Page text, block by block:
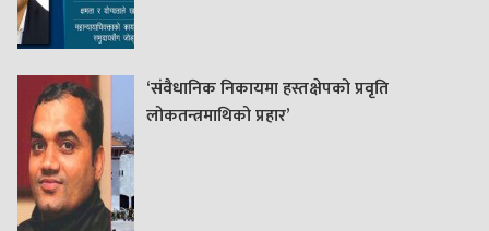
‘संवैधानिक निकायमा हस्तक्षेपको प्रवृति
लोकतन्त्रमाथिको प्रहार’